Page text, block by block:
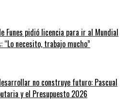
Funes pidió licencia para ir al Mundial
“Lo necesito, trabajo mucho”
no construye futuro: Pascual
y el Presupuesto 2026